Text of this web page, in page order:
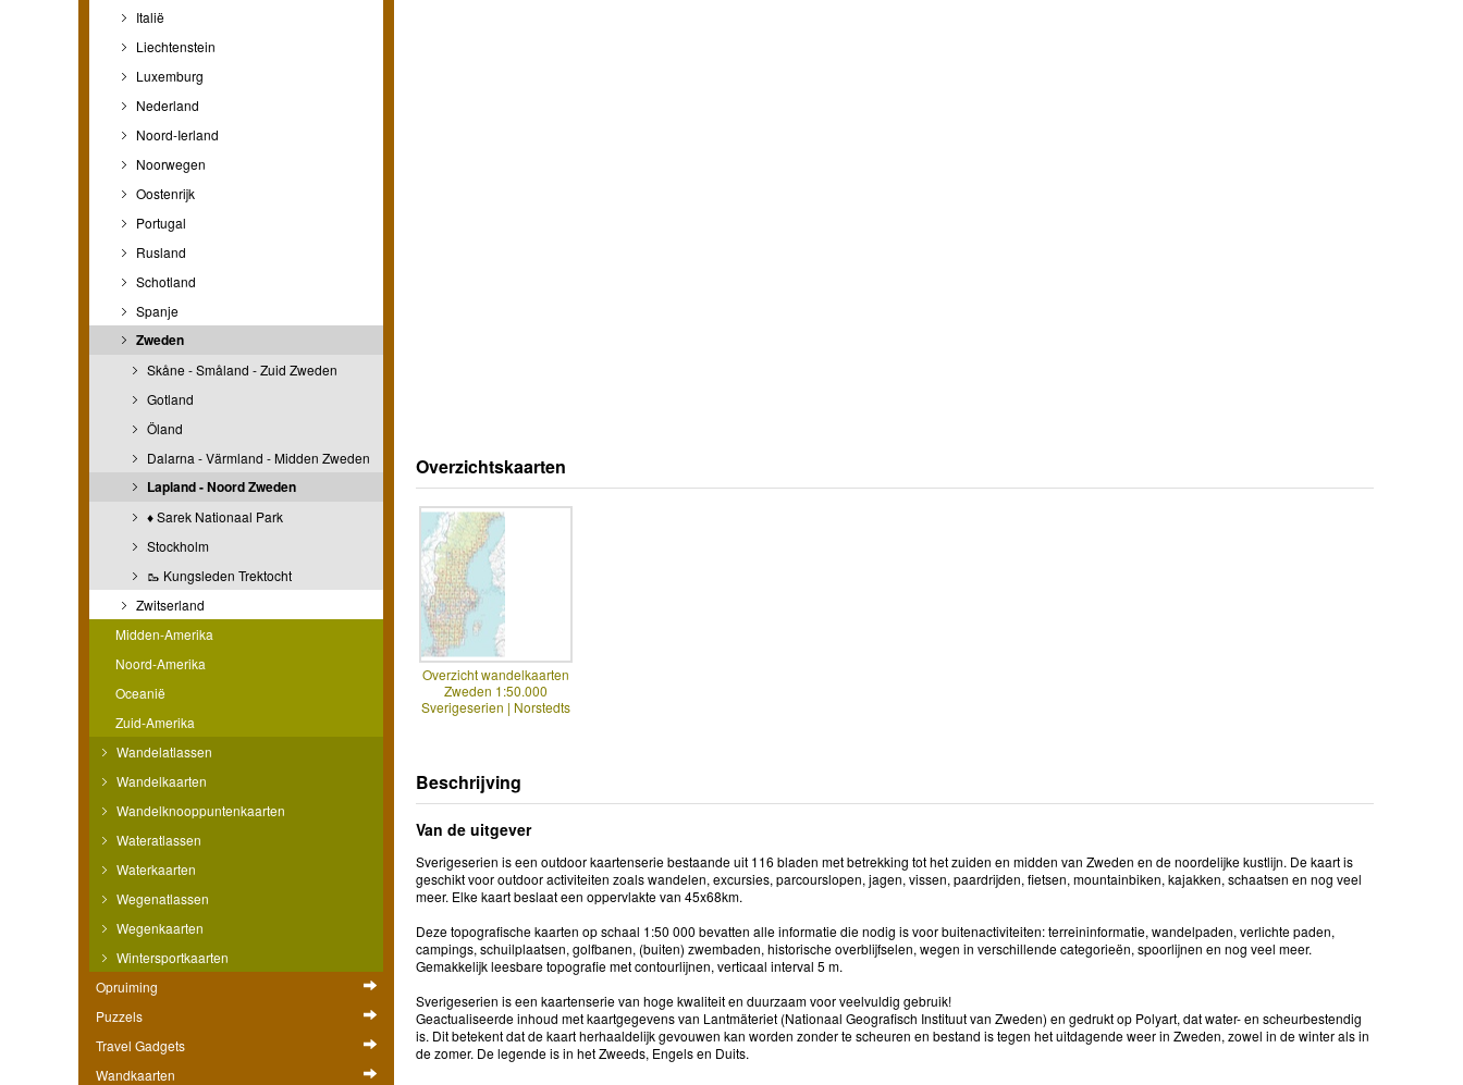
Italië
Liechtenstein
Luxemburg
Nederland
Noord-Ierland
Noorwegen
Oostenrijk
Portugal
Rusland
Schotland
Spanje
Zweden
Skåne - Småland - Zuid Zweden
Gotland
Öland
Dalarna - Värmland - Midden Zweden
Lapland - Noord Zweden
♦ Sarek Nationaal Park
Stockholm
🥾 Kungsleden Trektocht
Zwitserland
Midden-Amerika
Noord-Amerika
Oceanië
Zuid-Amerika
Wandelatlassen
Wandelkaarten
Wandelknooppuntenkaarten
Wateratlassen
Waterkaarten
Wegenatlassen
Wegenkaarten
Wintersportkaarten
Opruiming
Puzzels
Travel Gadgets
Wandkaarten
Overzichtskaarten
Overzicht wandelkaarten
Zweden 1:50.000
Sverigeserien | Norstedts
Beschrijving
Van de uitgever
Sverigeserien is een outdoor kaartenserie bestaande uit 116 bladen met betrekking tot het zuiden en midden van Zweden en de noordelijke kustlijn. De kaart is
geschikt voor outdoor activiteiten zoals wandelen, excursies, parcourslopen, jagen, vissen, paardrijden, fietsen, mountainbiken, kajakken, schaatsen en nog veel
meer. Elke kaart beslaat een oppervlakte van 45x68km.
Deze topografische kaarten op schaal 1:50 000 bevatten alle informatie die nodig is voor buitenactiviteiten: terreininformatie, wandelpaden, verlichte paden,
campings, schuilplaatsen, golfbanen, (buiten) zwembaden, historische overblijfselen, wegen in verschillende categorieën, spoorlijnen en nog veel meer.
Gemakkelijk leesbare topografie met contourlijnen, verticaal interval 5 m.
Sverigeserien is een kaartenserie van hoge kwaliteit en duurzaam voor veelvuldig gebruik!
Geactualiseerde inhoud met kaartgegevens van Lantmäteriet (Nationaal Geografisch Instituut van Zweden) en gedrukt op Polyart, dat water- en scheurbestendig
is. Dit betekent dat de kaart herhaaldelijk gevouwen kan worden zonder te scheuren en bestand is tegen het uitdagende weer in Zweden, zowel in de winter als in
de zomer. De legende is in het Zweeds, Engels en Duits.